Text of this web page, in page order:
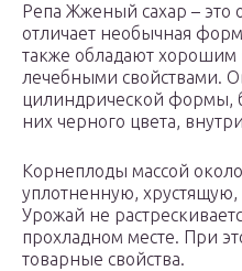
Репа Жженый сахар – это
отличает необычная
также обладают хорошим
лечебными свойствами.
цилиндрической формы,
них черного цвета,
Корнеплоды массой
уплотненную, хрустящую,
Урожай не
прохладном месте. При
товарные свойства.